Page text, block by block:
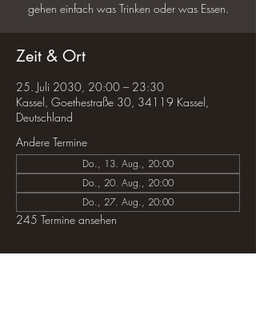
gehen einfach was Trinken oder was Essen.
Zeit & Ort
25. Juli 2030, 20:00 – 23:30
Kassel, Goethestraße 30, 34119 Kassel,
Deutschland
Andere Termine
Do., 13. Aug., 20:00
Do., 20. Aug., 20:00
Do., 27. Aug., 20:00
245 Termine ansehen